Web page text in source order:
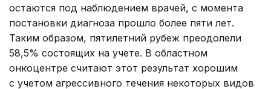
остаются под наблюдением врачей, с момента
постановки диагноза прошло более пяти лет.
Таким образом, пятилетний рубеж преодолели
58,5% состоящих на учете. В областном
онкоцентре считают этот результат хорошим
с учетом агрессивного течения некоторых видов